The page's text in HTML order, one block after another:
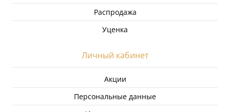
Распродажа
Уценка
Личный кабинет
Акции
Персональные данные